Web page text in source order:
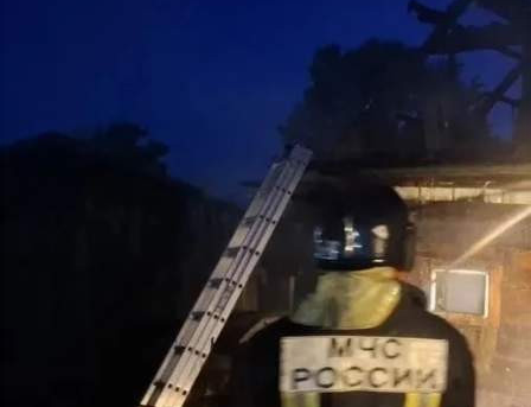
ликвидировали 11
пожаров, травмирован
1 человек